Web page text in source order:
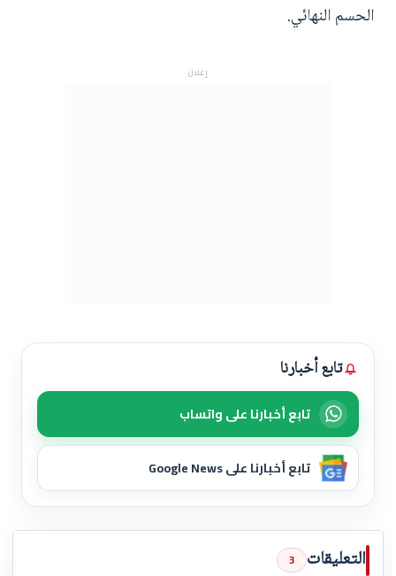
الحسم النهائي.
إعلان
تابع أخبارنا
تابع أخبارنا على واتساب
تابع أخبارنا على Google News
التعليقات 3